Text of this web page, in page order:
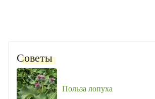
Советы
Польза лопуха